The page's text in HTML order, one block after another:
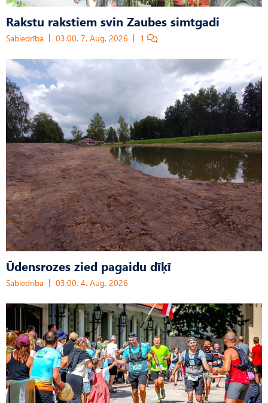
Rakstu rakstiem svin Zaubes simtgadi
Sabiedrība 03:00, 7. Aug, 2026 1
Ūdensrozes zied pagaidu dīķī
Sabiedrība 03:00, 4. Aug, 2026